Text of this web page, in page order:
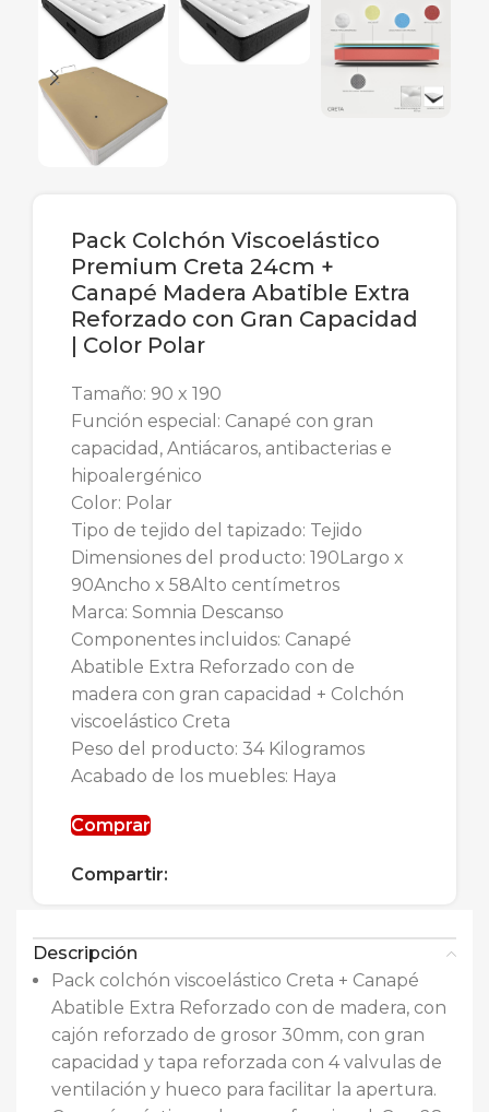
Pack Colchón Viscoelástico
Premium Creta 24cm +
Canapé Madera Abatible Extra
Reforzado con Gran Capacidad
| Color Polar
Tamaño: 90 x 190
Función especial: Canapé con gran
capacidad, Antiácaros, antibacterias e
hipoalergénico
Color: Polar
Tipo de tejido del tapizado: Tejido
Dimensiones del producto: 190Largo x
90Ancho x 58Alto centímetros
Marca: Somnia Descanso
Componentes incluidos: Canapé
Abatible Extra Reforzado con de
madera con gran capacidad + Colchón
viscoelástico Creta
Peso del producto: 34 Kilogramos
Acabado de los muebles: Haya
Comprar
Compartir:
Descripción
Pack colchón viscoelástico Creta + Canapé
Abatible Extra Reforzado con de madera, con
cajón reforzado de grosor 30mm, con gran
capacidad y tapa reforzada con 4 valvulas de
ventilación y hueco para facilitar la apertura.